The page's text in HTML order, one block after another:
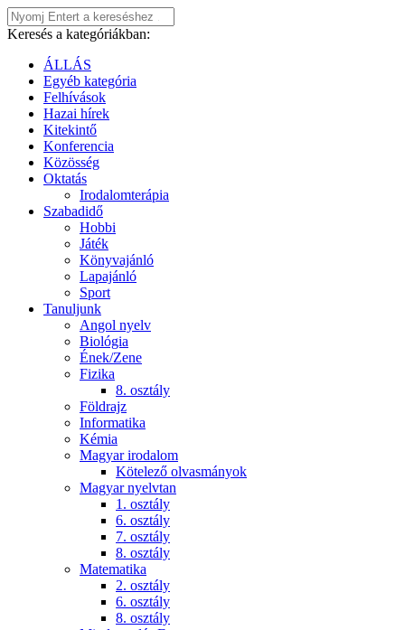
Keresés a kategóriákban:
ÁLLÁS
Egyéb kategória
Felhívások
Hazai hírek
Kitekintő
Konferencia
Közösség
Oktatás
Irodalomterápia
Szabadidő
Hobbi
Játék
Könyvajánló
Lapajánló
Sport
Tanuljunk
Angol nyelv
Biológia
Ének/Zene
Fizika
8. osztály
Földrajz
Informatika
Kémia
Magyar irodalom
Kötelező olvasmányok
Magyar nyelvtan
1. osztály
6. osztály
7. osztály
8. osztály
Matematika
2. osztály
6. osztály
8. osztály